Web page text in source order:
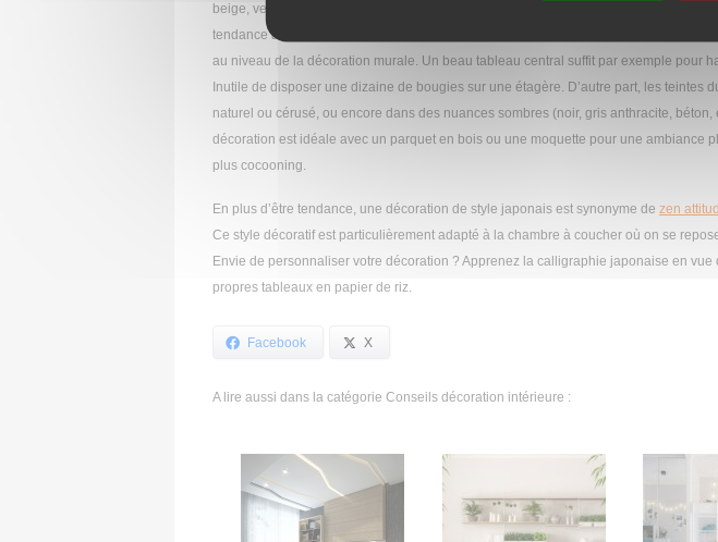
beige, vert très clair, etc.), peints d’une couleur mate ou recouverte d’un papier peint.
tendance au mur unique coloré séduit de plus en plus de personnes. Jouez aussi la
au niveau de la décoration murale. Un beau tableau central suffit par exemple pour
Inutile de disposer une dizaine de bougies sur une étagère. D’autre part, les teintes
naturel ou cérusé, ou encore dans des nuances sombres (noir, gris anthracite, béton,
décoration est idéale avec un parquet en bois ou une moquette pour une ambiance
plus cocooning.
En plus d’être tendance, une décoration de style japonais est synonyme de zen
Ce style décoratif est particulièrement adapté à la chambre à coucher où on se
Envie de personnaliser votre décoration ? Apprenez la calligraphie japonaise en vue
propres tableaux en papier de riz.
Facebook X
A lire aussi dans la catégorie Conseils décoration intérieure :